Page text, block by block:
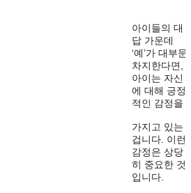
아이들의 대
답 가운데
‘예’가 대부문
차지한다면,
아이는 자신
에 대해 긍정
적인 감정을
가지고 있는
겁니다. 이런
감정은 상당
히 중요한 것
입니다.